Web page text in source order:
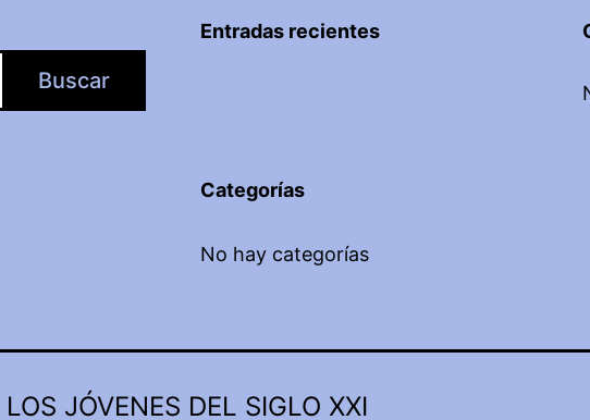
Buscar
Entradas recientes
Categorías
No hay categorías
JÓVENES DEL SIGLO XXI